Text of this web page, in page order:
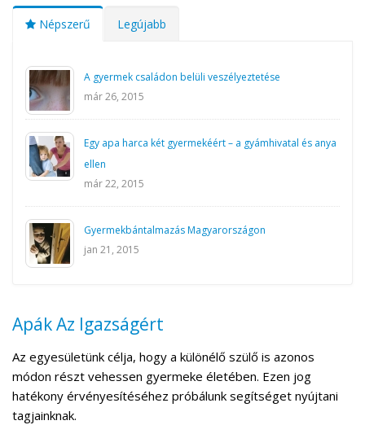
Népszerű Legújabb
A gyermek családon belüli veszélyeztetése
már 26, 2015
Egy apa harca két gyermekéért – a gyámhivatal és anya
ellen
már 22, 2015
Gyermekbántalmazás Magyarországon
jan 21, 2015
Apák Az Igazságért
Az egyesületünk célja, hogy a különélő szülő is azonos
módon részt vehessen gyermeke életében. Ezen jog
hatékony érvényesítéséhez próbálunk segítséget nyújtani
tagjainknak.